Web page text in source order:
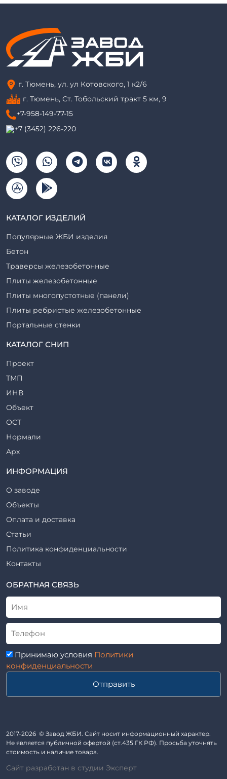
г. Тюмень, ул. ул Котовского, 1 к2/6
г. Тюмень, ​Ст. Тобольский тракт 5 км, 9
+7-958-149-77-15
+7 (3452) 226-220
КАТАЛОГ ИЗДЕЛИЙ
Популярные ЖБИ изделия
Бетон
Траверсы железобетонные
Плиты железобетонные
Плиты многопустотные (панели)
Плиты ребристые железобетонные
Портальные стенки
Прогоны железобетонные
Ригели железобетонные
Сваи железобетонные
Стеновые блоки
Стойки железобетонные
Столбы железобетонные
Закладные детали
Трубы железобетонные
Утяжелители железобетонные
Фермы железобетонные
Фундаментные блоки
Фундаменты железобетонные
Шахты лифтов железобетонные
Шпалы железобетонные
Элементы благоустройства
Трубы асбоцементные
Приставки железобетонные (пасынки) Серия 3.407-57 и
ГОСТ 14295-75
Лестничные марши
Автопавильоны
Анкера железобетонные
Балки железобетонные
Блоки железобетонные
Кабины санитарно-технические
Капители колонн
КАТАЛОГ СНИП
Проект
ТМП
ИНВ
Объект
ОСТ
Нормали
Арх
ТР
Серия
ТП
ТПР
Шифр
Рабочие чертежи
ВСН
ТУ
Альбом
ИНФОРМАЦИЯ
О заводе
Объекты
Оплата и доставка
Статьи
Политика конфиденциальности
Контакты
ОБРАТНАЯ СВЯЗЬ
Принимаю условия Политики
конфиденциальности
Отправить
2017-2026 © Завод ЖБИ. Сайт носит информационный характер.
Не является публичной офертой (ст.435 ГК РФ). Просьба уточнять
стоимость и наличие товара.
Сайт разработан в студии Эксперт